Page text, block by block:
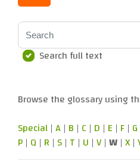
Search
Search full text
Browse the glossary using
Special | A | B | C | D | E | F | G
P | Q | R | S | T | U | V | W | X |